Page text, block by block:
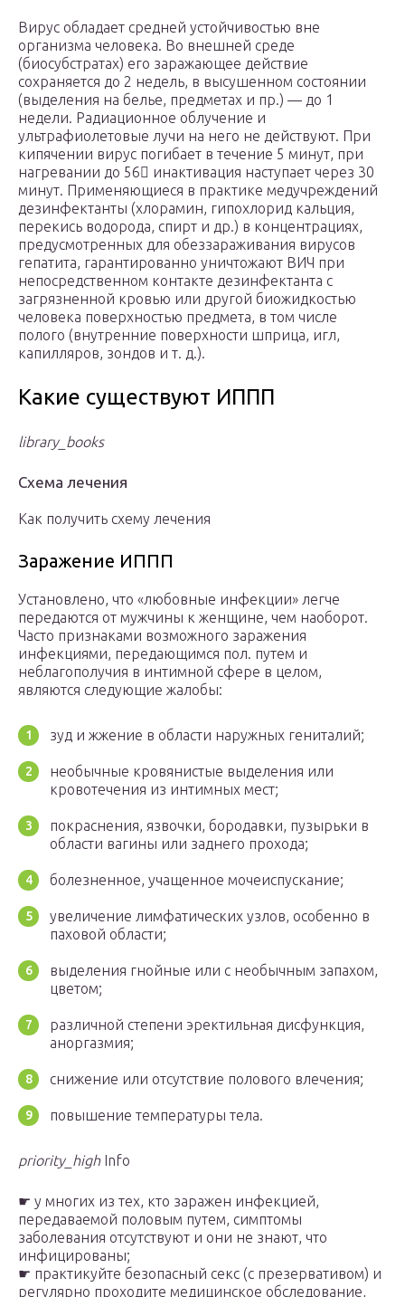
Вирус обладает средней устойчивостью вне
организма человека. Во внешней среде
(биосубстратах) его заражающее действие
сохраняется до 2 недель, в высушенном состоянии
(выделения на белье, предметах и пр.) — до 1
недели. Радиационное облучение и
ультрафиолетовые лучи на него не действуют. При
кипячении вирус погибает в течение 5 минут, при
нагревании до 56 инактивация наступает через 30
минут. Применяющиеся в практике медучреждений
дезинфектанты (хлорамин, гипохлорид кальция,
перекись водорода, спирт и др.) в концентрациях,
предусмотренных для обеззараживания вирусов
гепатита, гарантированно уничтожают ВИЧ при
непосредственном контакте дезинфектанта с
загрязненной кровью или другой биожидкостью
человека поверхностью предмета, в том числе
полого (внутренние поверхности шприца, игл,
капилляров, зондов и т. д.).
Какие существуют ИППП
library_books
Схема лечения
Как получить схему лечения
Заражение ИППП
Установлено, что «любовные инфекции» легче
передаются от мужчины к женщине, чем наоборот.
Часто признаками возможного заражения
инфекциями, передающимся пол. путем и
неблагополучия в интимной сфере в целом,
являются следующие жалобы:
зуд и жжение в области наружных гениталий;
необычные кровянистые выделения или
кровотечения из интимных мест;
покраснения, язвочки, бородавки, пузырьки в
области вагины или заднего прохода;
болезненное, учащенное мочеиспускание;
увеличение лимфатических узлов, особенно в
паховой области;
выделения гнойные или с необычным запахом,
цветом;
различной степени эректильная дисфункция,
аноргазмия;
снижение или отсутствие полового влечения;
повышение температуры тела.
priority_highInfo
☛ у многих из тех, кто заражен инфекцией,
передаваемой половым путем, симптомы
заболевания отсутствуют и они не знают, что
инфицированы;
☛ практикуйте безопасный секс (с презервативом) и
регулярно проходите медицинское обследование,